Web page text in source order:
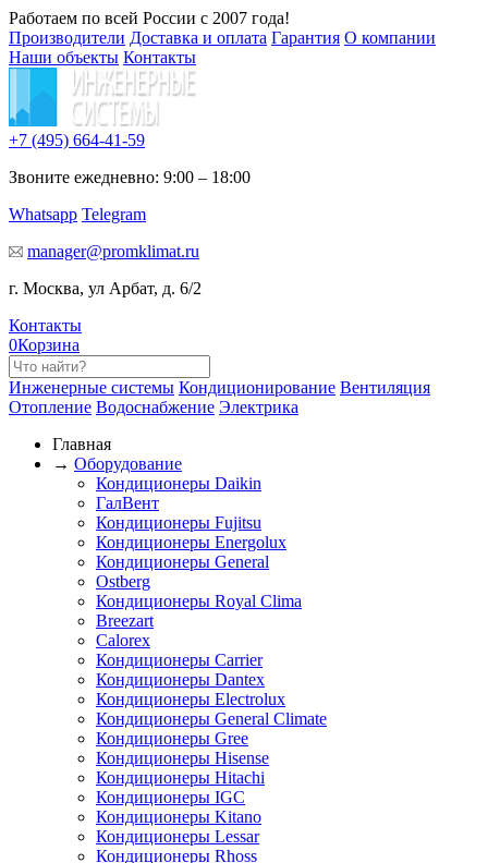
Работаем по всей России с 2007 года!
Производители Доставка и оплата Гарантия О компании
Наши объекты Контакты
+7 (495) 664-41-59
Звоните ежедневно: 9:00 – 18:00
Whatsapp Telegram
manager@promklimat.ru
г. Москва, ул Арбат, д. 6/2
Контакты
0Корзина
Инженерные системы Кондиционирование Вентиляция
Отопление Водоснабжение Электрика
Главная
→ Оборудование
Кондиционеры Daikin
ГалВент
Кондиционеры Fujitsu
Кондиционеры Energolux
Кондиционеры General
Ostberg
Кондиционеры Royal Clima
Breezart
Calorex
Кондиционеры Carrier
Кондиционеры Dantex
Кондиционеры Electrolux
Кондиционеры General Climate
Кондиционеры Gree
Кондиционеры Hisense
Кондиционеры Hitachi
Кондиционеры IGC
Кондиционеры Kitano
Кондиционеры Lessar
Кондиционеры Rhoss